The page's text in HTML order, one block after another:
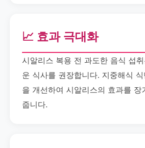
📈 효과 극대화
시알리스 복용 전 과도한 음식 섭
운 식사를 권장합니다. 지중해식
을 개선하여 시알리스의 효과를 장
줍니다.